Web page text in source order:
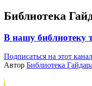
Библиотека
В нашу библиотеку
Подписаться на этот
Автор Библиотека